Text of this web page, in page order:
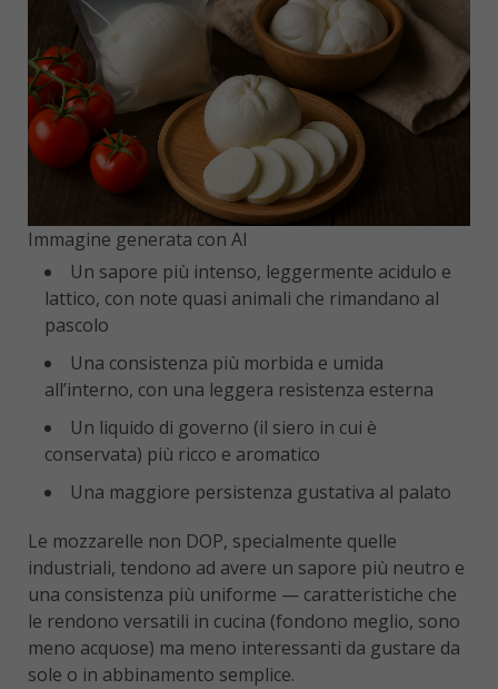
Immagine generata con AI
Un sapore più intenso, leggermente acidulo e
lattico, con note quasi animali che rimandano al
pascolo
Una consistenza più morbida e umida
all’interno, con una leggera resistenza esterna
Un liquido di governo (il siero in cui è
conservata) più ricco e aromatico
Una maggiore persistenza gustativa al palato
Le mozzarelle non DOP, specialmente quelle
industriali, tendono ad avere un sapore più neutro e
una consistenza più uniforme — caratteristiche che
le rendono versatili in cucina (fondono meglio, sono
meno acquose) ma meno interessanti da gustare da
sole o in abbinamento semplice.